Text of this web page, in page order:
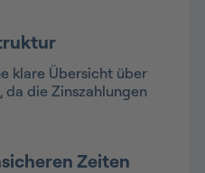
klare Übersicht über
da die Zinszahlungen
Zeiten